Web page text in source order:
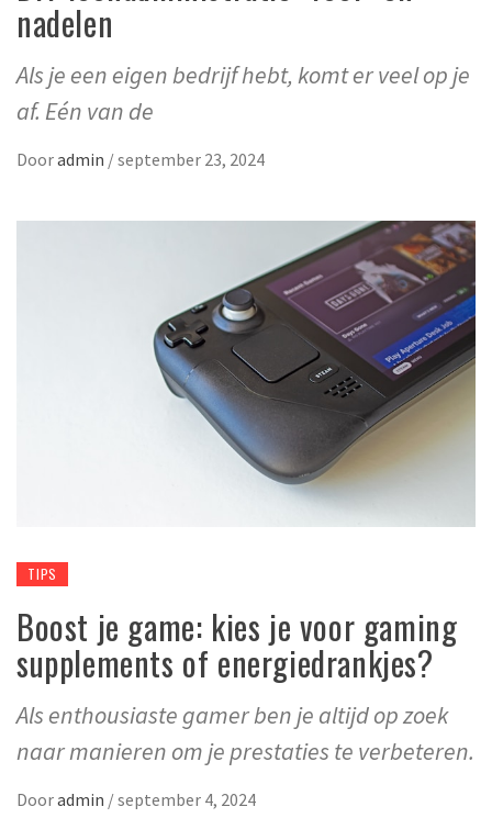
nadelen
Als je een eigen bedrijf hebt, komt er veel op je
af. Eén van de
Dooradmin /september 23, 2024
TIPS
Boost je game: kies je voor gaming
supplements of energiedrankjes?
Als enthousiaste gamer ben je altijd op zoek
naar manieren om je prestaties te verbeteren.
Dooradmin /september 4, 2024